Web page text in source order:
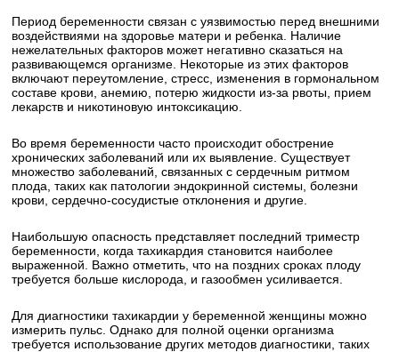
Период беременности связан с уязвимостью перед внешними
воздействиями на здоровье матери и ребенка. Наличие
нежелательных факторов может негативно сказаться на
развивающемся организме. Некоторые из этих факторов
включают переутомление, стресс, изменения в гормональном
составе крови, анемию, потерю жидкости из-за рвоты, прием
лекарств и никотиновую интоксикацию.
Во время беременности часто происходит обострение
хронических заболеваний или их выявление. Существует
множество заболеваний, связанных с сердечным ритмом
плода, таких как патологии эндокринной системы, болезни
крови, сердечно-сосудистые отклонения и другие.
Наибольшую опасность представляет последний триместр
беременности, когда тахикардия становится наиболее
выраженной. Важно отметить, что на поздних сроках плоду
требуется больше кислорода, и газообмен усиливается.
Для диагностики тахикардии у беременной женщины можно
измерить пульс. Однако для полной оценки организма
требуется использование других методов диагностики, таких